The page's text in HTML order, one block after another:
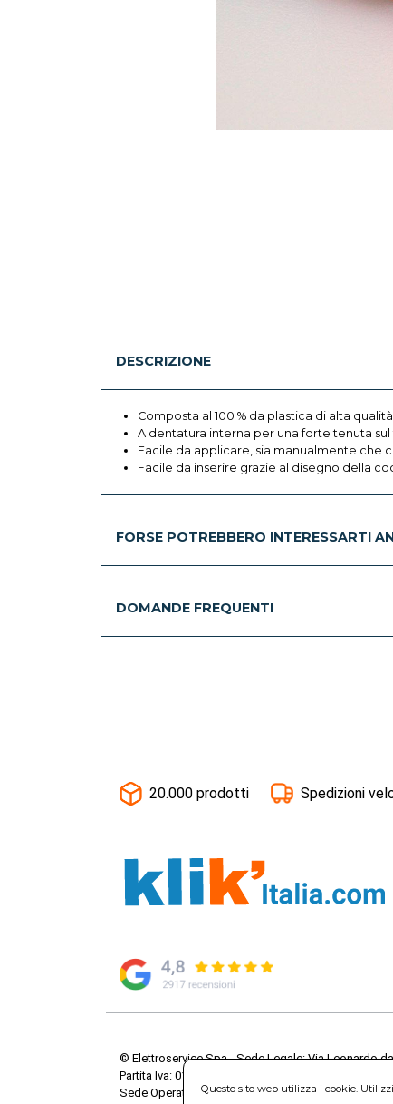
DESCRIZIONE
Composta al 100 % da plastica di alta
A dentatura interna per una forte tenuta sul
Facile da applicare, sia manualmente che
Facile da inserire grazie al disegno della
FORSE POTREBBERO INTERESSARTI
DOMANDE FREQUENTI
20.000 prodotti Spedizioni
© Elettroservice Spa - Sede Legale: Via Leonardo
Partita Iva: 01586761007 - Codice Fiscale:
Sede Operativa: Via Leonardo da Vinci, 40 - 00015
Questo sito web utilizza i cookie.